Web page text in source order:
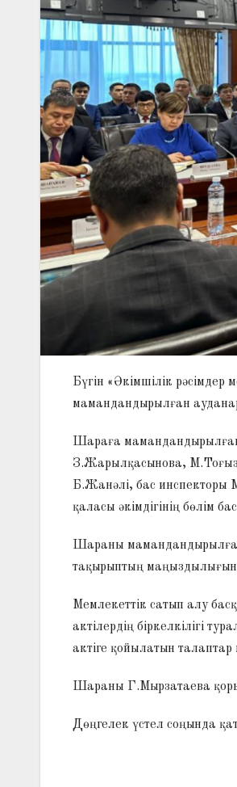
Бүгін «Әкімшілік рәсімдер
мамандандырылған
Шараға мамандандырылған
З.Жарылқасынова,
Б.Жанәлі, бас инспекторы
қаласы әкімдігінің бөлім
Шараны мамандандырылған
тақырыптың маңыздылығына
Мемлекеттік сатып алу
актілердің біркелкілігі
актіге қойылатын талаптар
Шараны Г.Мырзатаева
Дөңгелек үстел соңында